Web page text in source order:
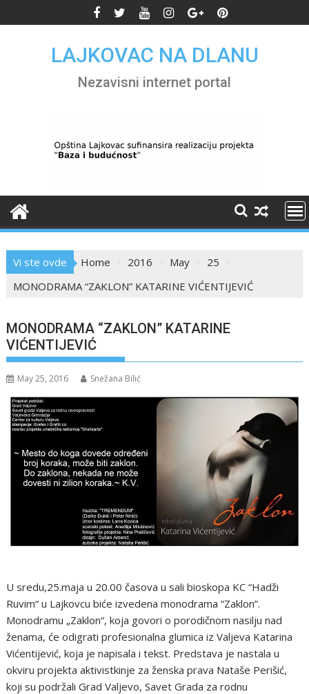
to
LAJKOVAC NA DLANU
Nezavisni internet portal
Vi ste ovde Home 2016 May
25
MONODRAMA “ZAKLON” KATARINE VIĆENTIJEVIĆ
MONODRAMA “ZAKLON” KATARINE
VIĆENTIJEVIĆ
May 25, 2016 Snežana Bilić
U sredu,25.maja u 20.00 časova u sali bioskopa KC “Hadži
Ruvim“ u Lajkovcu biće izvedena monodrama “Zaklon”.
Monodramu „Zaklon“, koja govori o porodičnom nasilju nad
ženama, će odigrati profesionalna glumica iz Valjeva Katarina
Vićentijević, koja je napisala i tekst. Predstava je nastala u
okviru projekta aktivistkinje za ženska prava Nataše Perišić,
koji su podržali Grad Valjevo, Savet Grada za rodnu